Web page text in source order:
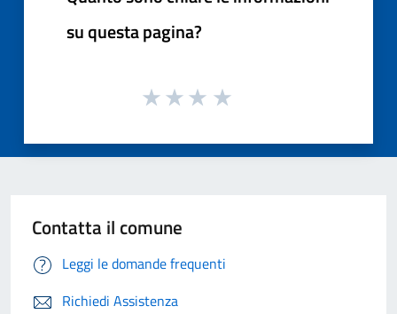
su questa pagina?
Contatta il comune
Leggi le domande frequenti
Richiedi Assistenza